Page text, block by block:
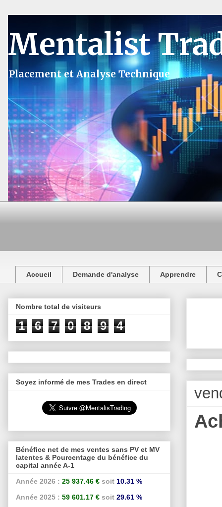
Mentalist
Placement et Analyse Technique
Accueil Demande d'analyse Apprendre
Nombre total de visiteurs
1 6 7 0 8 9 4
Soyez informé de mes Trades en direct
Bénéfice net de mes ventes sans PV et MV
latentes & Pourcentage du bénéfice du
capital année A-1
Année 2026 : 25 937.46 € soit 10.31 %
Année 2025 : 59 601.17 € soit 29.61 %